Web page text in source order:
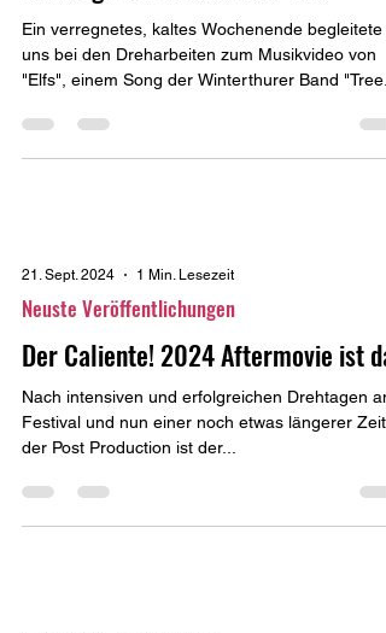
Ein verregnetes, kaltes Wochenende begleitete
uns bei den Dreharbeiten zum Musikvideo von
"Elfs", einem Song der Winterthurer Band
21. Sept. 2024 1 Min. Lesezeit
Neuste Veröffentlichungen
Der Caliente! 2024 Aftermovie ist da
Nach intensiven und erfolgreichen Drehtagen am
Festival und nun einer noch etwas längerer Zeit
der Post Production ist der...